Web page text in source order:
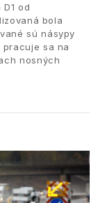
od
bola
sú násypy
sa na
nosných